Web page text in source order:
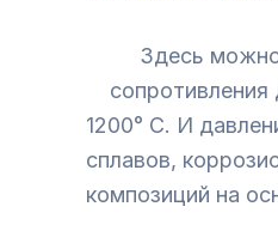
Здесь можно
1200° С. И
сплавов,
композиций на